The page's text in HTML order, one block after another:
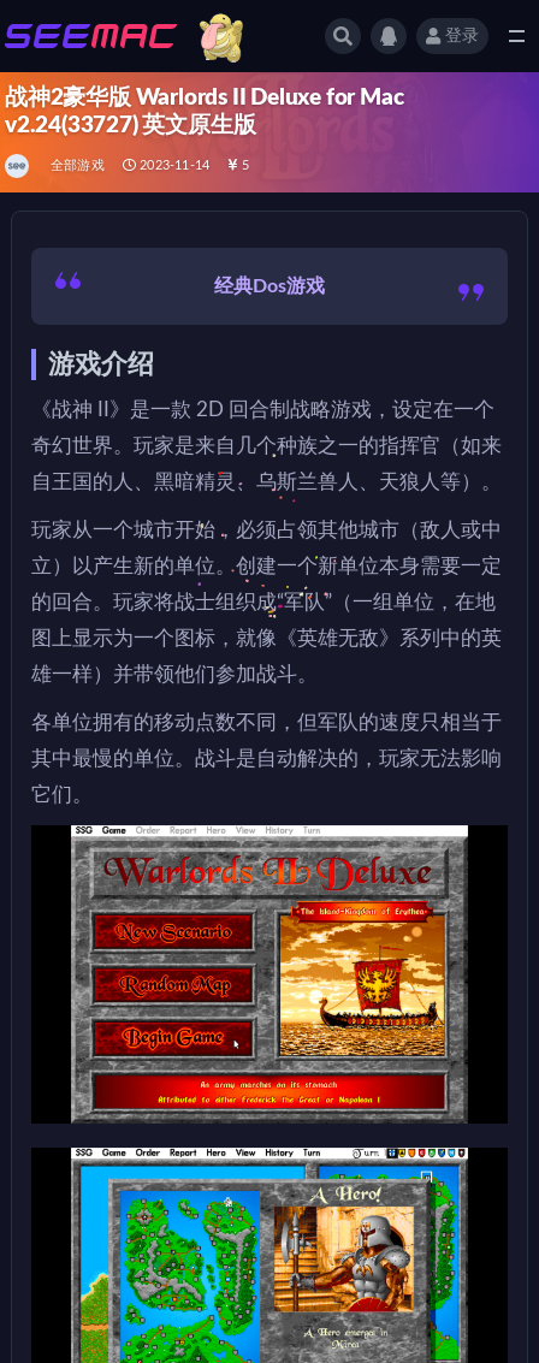
登录
战神2豪华版 Warlords II Deluxe for Mac
v2.24(33727) 英文原生版
全部游戏 2023-11-14 5
经典Dos游戏
游戏介绍
《战神 II》是一款 2D 回合制战略游戏，设定在一个
奇幻世界。玩家是来自几个种族之一的指挥官（如来
自王国的人、黑暗精灵、乌斯兰兽人、天狼人等）。
玩家从一个城市开始，必须占领其他城市（敌人或中
立）以产生新的单位。创建一个新单位本身需要一定
的回合。玩家将战士组织成“军队”（一组单位，在地
图上显示为一个图标，就像《英雄无敌》系列中的英
雄一样）并带领他们参加战斗。
各单位拥有的移动点数不同，但军队的速度只相当于
其中最慢的单位。战斗是自动解决的，玩家无法影响
它们。